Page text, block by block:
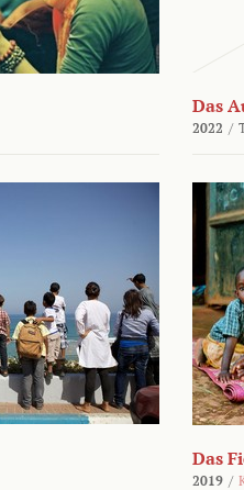
Das
2022 /
Das
2019 /